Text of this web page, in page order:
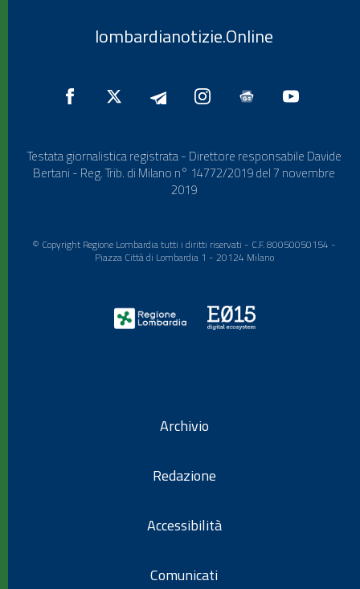
lombardianotizie.Online
Testata giornalistica registrata - Direttore responsabile Davide
Bertani - Reg. Trib. di Milano n° 14772/2019 del 7 novembre
2019
© Copyright Regione Lombardia tutti i diritti riservati - C.F. 80050050154 -
Piazza Città di Lombardia 1 - 20124 Milano
Archivio
Redazione
Accessibilità
Comunicati